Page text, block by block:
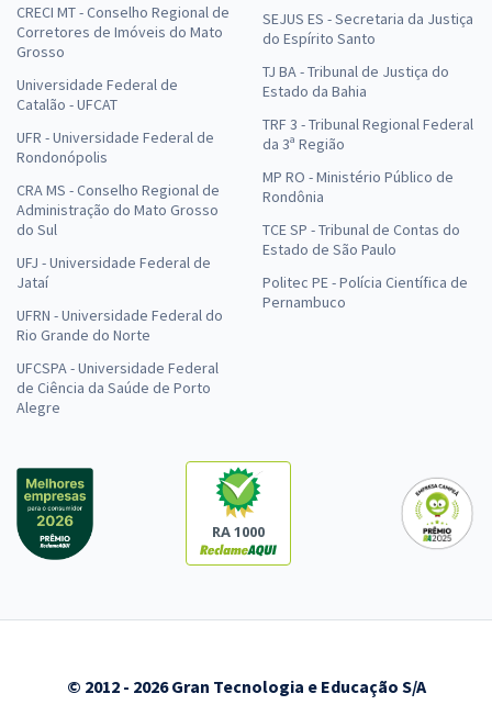
CRECI MT - Conselho Regional de
Corretores de Imóveis do Mato
Grosso
Universidade Federal de
Catalão - UFCAT
UFR - Universidade Federal de
Rondonópolis
CRA MS - Conselho Regional de
Administração do Mato Grosso
do Sul
UFJ - Universidade Federal de
Jataí
UFRN - Universidade Federal do
Rio Grande do Norte
UFCSPA - Universidade Federal
de Ciência da Saúde de Porto
Alegre
SEJUS ES - Secretaria da Justiça
do Espírito Santo
TJ BA - Tribunal de Justiça do
Estado da Bahia
TRF 3 - Tribunal Regional Federal
da 3ª Região
MP RO - Ministério Público de
Rondônia
TCE SP - Tribunal de Contas do
Estado de São Paulo
Politec PE - Polícia Científica de
Pernambuco
RA 1000
© 2012 - 2026 Gran Tecnologia e Educação S/A